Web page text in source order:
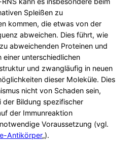
Spleißen zu
kommen, die etwas von der
abweichen. Dies führt, wie
abweichenden Proteinen und
einer unterschiedlichen
und zwangläufig in neuen
dieser Moleküle. Dies
nicht von Schaden sein,
der Bildung spezifischer
der Immunreaktion
Voraussetzung (vgl.
Antikörper„).